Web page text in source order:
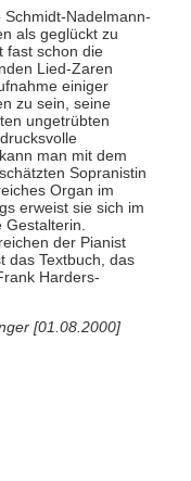
Nadelmann-
als geglückt zu
fast schon die
Lied-Zaren
einiger
zu sein, seine
ungetrübten
man mit dem
Sopranistin
Organ im
erweist sie sich im
der Pianist
das Textbuch, das
Harders-
[01.08.2000]